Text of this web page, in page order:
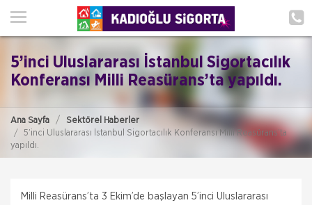
ANA SAYFA
HİZMETLERİMİZ
POLIÇE HATIRLAT
İLETIŞIM
5’inci Uluslararası İstanbul Sigortacılık
Konferansı Milli Reasürans’ta yapıldı.
Ana Sayfa
Sektörel Haberler
5’inci Uluslararası İstanbul Sigortacılık Konferansı Milli Reasürans’ta
yapıldı.
Milli Reasürans’ta 3 Ekim’de başlayan 5’inci Uluslararası